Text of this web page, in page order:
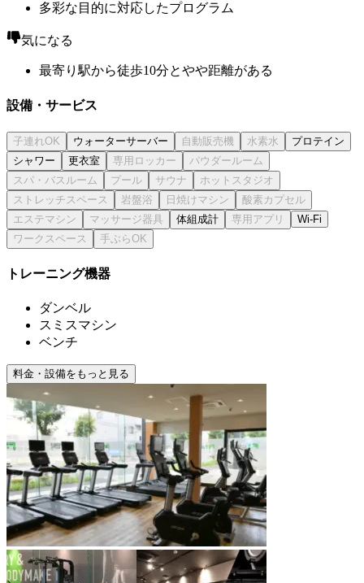
多彩な目的に対応したプログラム
気になる
最寄り駅から徒歩10分とやや距離がある
設備・サービス
ウォーターサーバー
プロテイン
シャワー
更衣室
体組成計 Wi-Fi
トレーニング機器
ダンベル
スミスマシン
ベンチ
料金・設備をもっと見る